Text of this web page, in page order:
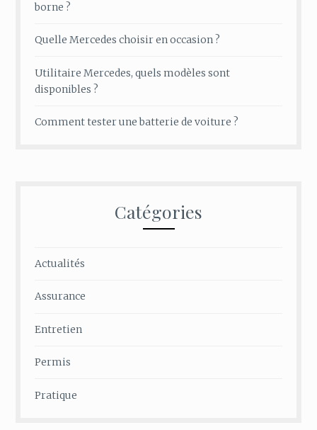
borne ?
Quelle Mercedes choisir en occasion ?
Utilitaire Mercedes, quels modèles sont
disponibles ?
Comment tester une batterie de voiture ?
Catégories
Actualités
Assurance
Entretien
Permis
Pratique